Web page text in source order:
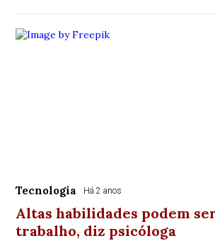
Tecnologia Há 2 anos
Altas habilidades podem
trabalho, diz psicóloga